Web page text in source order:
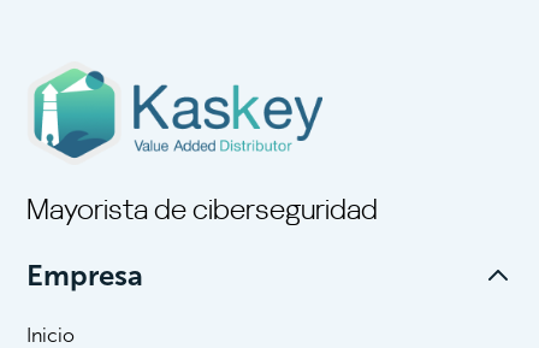
Mayorista de ciberseguridad
Empresa
Inicio